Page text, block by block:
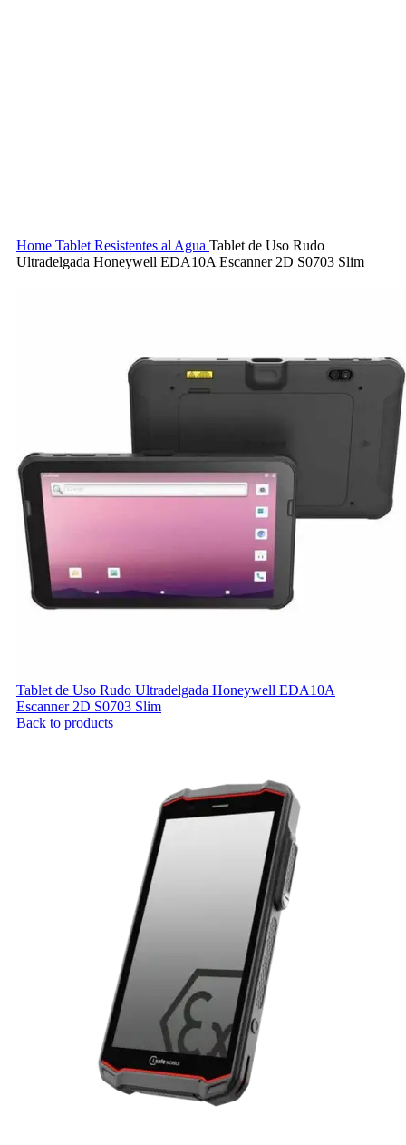
Home Tablet Resistentes al Agua Tablet de Uso Rudo
Ultradelgada Honeywell EDA10A Escanner 2D S0703 Slim
Tablet de Uso Rudo Ultradelgada Honeywell EDA10A
Escanner 2D S0703 Slim
Back to products